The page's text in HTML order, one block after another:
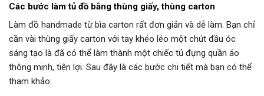
Các bước làm tủ đồ bằng thùng giấy, thùng carton
Làm đồ handmade từ bìa carton rất đơn giản và dễ làm. Bạn chỉ
cần vài thùng giấy carton với tay khéo léo một chút đầu óc
sáng tạo là đã có thể làm thành một chiếc tủ đựng quần áo
thông minh, tiện lợi. Sau đây là các bước chi tiết mà bạn có thể
tham khảo: